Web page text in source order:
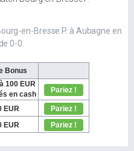
en-Bresse P. à Aubagne en
0-0.